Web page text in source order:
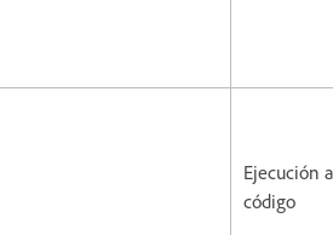
Ejecución
código